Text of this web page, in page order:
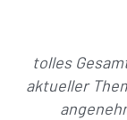
tolles
aktueller